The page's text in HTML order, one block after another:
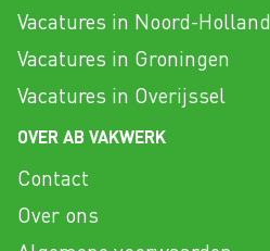
Vacatures in Noord-Holland
Vacatures in Groningen
Vacatures in Overijssel
OVER AB VAKWERK
Contact
Over ons